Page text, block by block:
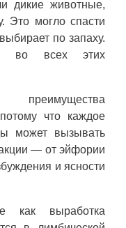
дикие животные,
Это могло спасти
по запаху.
во всех этих
преимущества
что каждое
может вызывать
— от эйфории
и ясности
как выработка